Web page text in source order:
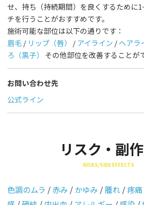
せ、持ち（持続期間）を良くするために
チを行うことがおすすめです。
施術可能な部位は以下の通りです：
眉毛/ リップ（唇） / アイライン /ヘアラ
ろ（黒子）
その他部位を改善することが
お問い合わせ先
公式ライン
リスク・副
RISKS/SIDE EFFECTS
色調のムラ / 赤み / かゆみ / 腫れ /疼痛